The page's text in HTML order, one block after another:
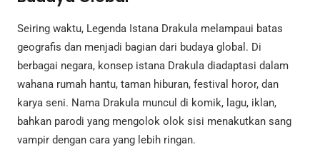
Seiring waktu, Legenda Istana Drakula melampaui batas
geografis dan menjadi bagian dari budaya global. Di
berbagai negara, konsep istana Drakula diadaptasi dalam
wahana rumah hantu, taman hiburan, festival horor, dan
karya seni. Nama Drakula muncul di komik, lagu, iklan,
bahkan parodi yang mengolok olok sisi menakutkan sang
vampir dengan cara yang lebih ringan.